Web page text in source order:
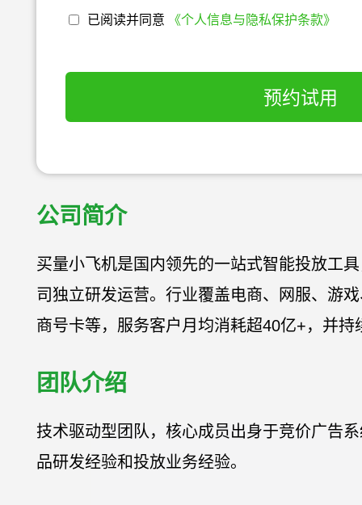
公司简介
买量小飞机是国内领先的一站式智能投放工
司独立研发运营。行业覆盖电商、网服、游
商号卡等，服务客户月均消耗超40亿+，并持
团队介绍
技术驱动型团队，核心成员出身于竞价广告
品研发经验和投放业务经验。
已阅读并同意 《个人信息与隐私保护条款》
预约试用